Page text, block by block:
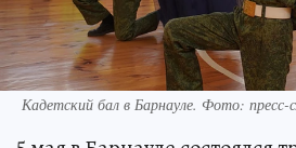
Кадетский бал в Барнауле. Фото: